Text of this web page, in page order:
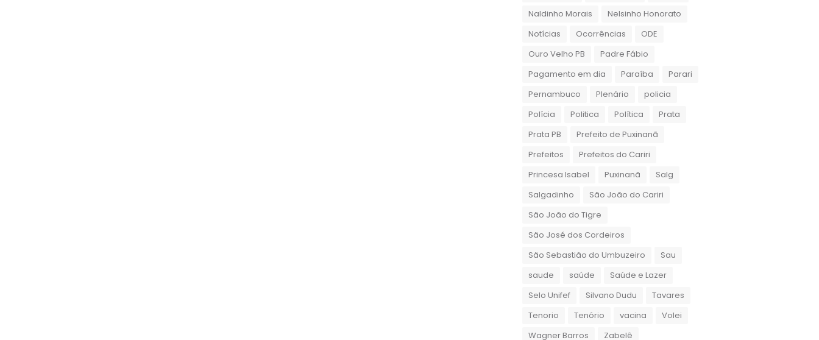
Naldinho Morais
Nelsinho Honorato
Notícias
Ocorrências
ODE
Ouro Velho PB
Padre Fábio
Pagamento em dia
Paraíba
Parari
Pernambuco
Plenário
policia
Polícia
Politica Política
Prata
Prata PB
Prefeito de Puxinanã
Prefeitos
Prefeitos do Cariri
Princesa Isabel
Puxinanã
Salg
Salgadinho
São João do Cariri
São João do Tigre
São José dos Cordeiros
São Sebastião do Umbuzeiro
Sau
saude
saúde
Saúde e Lazer
Selo Unifef
Silvano Dudu
Tavares
Tenorio
Tenório vacina
Volei
Wagner Barros
Zabelê